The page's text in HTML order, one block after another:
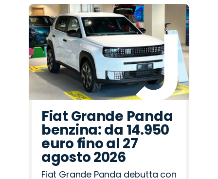
Fiat Grande Panda
benzina: da 14.950
euro fino al 27
agosto 2026
Fiat Grande Panda debutta con